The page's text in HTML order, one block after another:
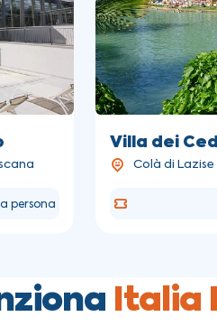
a persona
Villa dei
Colà di Lazise
Italia